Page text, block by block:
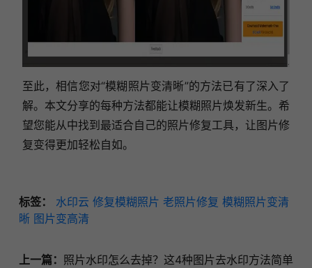
至此，相信您对“模糊照片变清晰”的方法已有了深入了
解。本文分享的每种方法都能让模糊照片焕发新生。希
望您能从中找到最适合自己的照片修复工具，让图片修
复变得更加轻松自如。
标签： 水印云 修复模糊照片 老照片修复 模糊照片变清
晰 图片变高清
上一篇： 照片水印怎么去掉？这4种图片去水印方法简单